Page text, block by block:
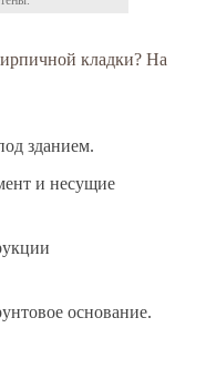
кладки? На
зданием.
и несущие
основание.